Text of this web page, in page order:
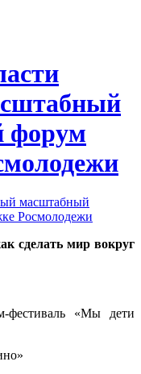
форум
сделать мир вокруг
фестиваль «Мы дети